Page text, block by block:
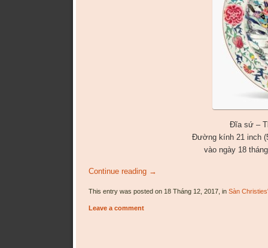
Đĩa sứ –
Đường kính 21 inch
vào ngày 18
Continue reading →
This entry was posted on 18 Tháng 12, 2017, in Sàn
Leave a comment